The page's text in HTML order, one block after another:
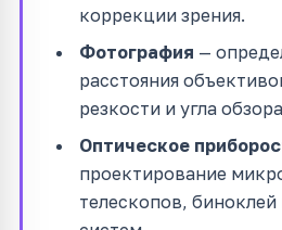
коррекции зрения.
Фотография —
расстояния
резкости и угла
Оптическое
проектирование
телескопов,